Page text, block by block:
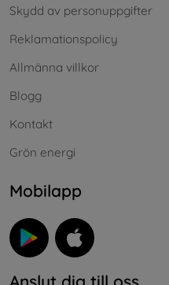
Skydd av personuppgifter
Reklamationspolicy
Allmänna villkor
Blogg
Kontakt
Grön energi
Mobilapp
Anslut dig till oss